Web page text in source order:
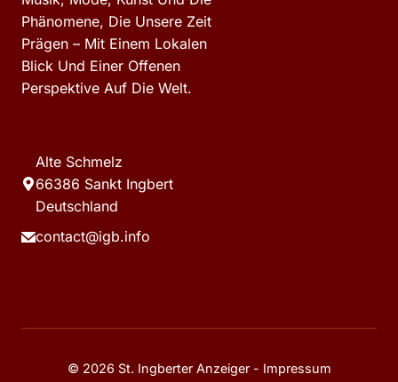
Phänomene, Die Unsere Zeit
Prägen – Mit Einem Lokalen
Blick Und Einer Offenen
Perspektive Auf Die Welt.
Alte Schmelz
66386 Sankt Ingbert
Deutschland
contact@igb.info
© 2026 St. Ingberter Anzeiger - Impressum